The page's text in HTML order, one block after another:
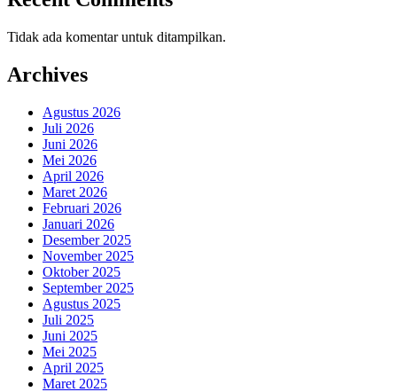
Tidak ada komentar untuk ditampilkan.
Archives
Agustus 2026
Juli 2026
Juni 2026
Mei 2026
April 2026
Maret 2026
Februari 2026
Januari 2026
Desember 2025
November 2025
Oktober 2025
September 2025
Agustus 2025
Juli 2025
Juni 2025
Mei 2025
April 2025
Maret 2025